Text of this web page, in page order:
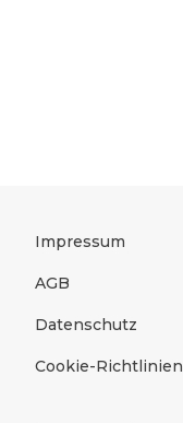
Rechtliches
Impressum
AGB
Datenschutz
Cookie-Richtlinien